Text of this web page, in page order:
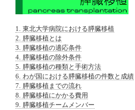
1. 東北大学病院における膵臓移植
2. 膵臓移植とは
3. 膵臓移植の適応条件
4. 膵臓移植の除外条件
5. 膵臓移植の種類と手術方法
6. わが国における膵臓移植の件数と成績
7. 膵臓移植までの流れ
8. 膵臓移植にかかる費用
9. 膵臓移植チームメンバー